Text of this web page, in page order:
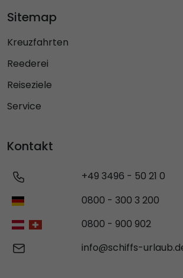
Sitemap
Kreuzfahrten
Reederei
Reiseziele
Service
Kontakt
+49 3496 - 50 21 0
0800 - 300 3 200
0800 - 900 902
info@schiffs-